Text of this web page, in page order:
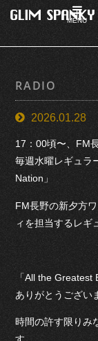
MENU
RADIO
2026.01.28
17：00頃〜、FM
毎週水曜レギュラ
Nation」
FM長野の新夕方
ィを担当するレギ
「All the
ありがとうござい
時間の許す限りみ